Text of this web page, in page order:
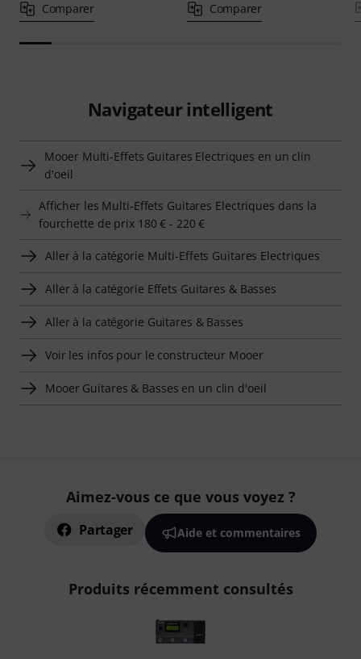
Comparer Comparer
Navigateur intelligent
Mooer Multi-Effets Guitares Electriques en un clin
d'oeil
Afficher les Multi-Effets Guitares Electriques dans la
fourchette de prix 180 € - 220 €
Aller à la catégorie Multi-Effets Guitares Electriques
Aller à la catégorie Effets Guitares & Basses
Aller à la catégorie Guitares & Basses
Voir les infos pour le constructeur Mooer
Mooer Guitares & Basses en un clin d'oeil
Aimez-vous ce que vous voyez ?
Partager Aide et commentaires
Produits récemment consultés